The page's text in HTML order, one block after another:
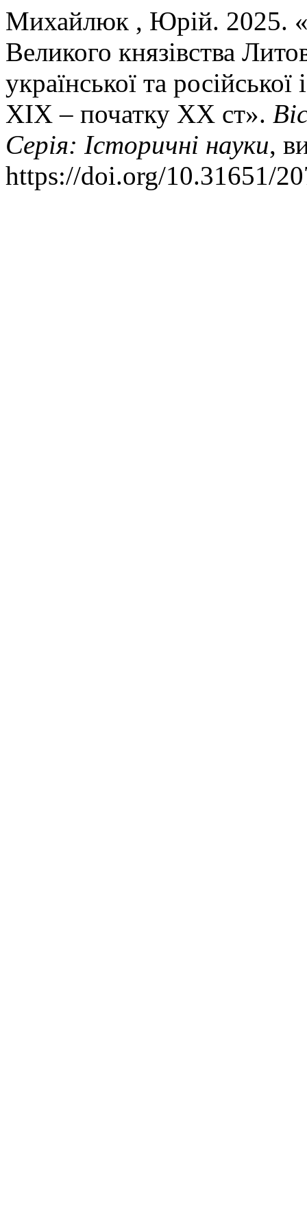
Михайлюк , Юрій. 2025.
Великого князівства
української та
ХІХ – початку ХХ ст».
Серія: Історичні науки,
https://doi.org/10.31651/